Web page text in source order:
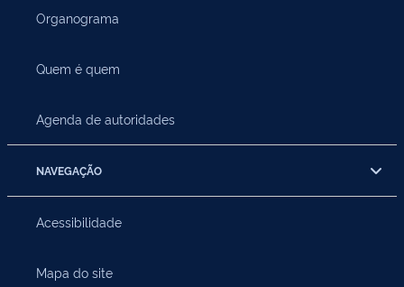
Organograma
Quem é quem
Agenda de autoridades
NAVEGAÇÃO
Acessibilidade
Mapa do site